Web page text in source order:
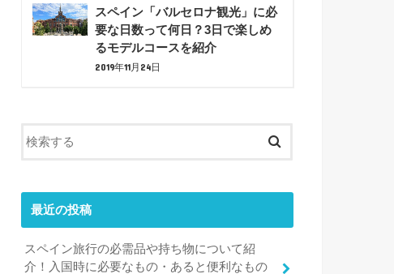
スペイン「バルセロナ観光」に必
要な日数って何日？3日で楽しめ
るモデルコースを紹介
2019年11月24日
最近の投稿
スペイン旅行の必需品や持ち物について紹
介！入国時に必要なもの・あると便利なもの